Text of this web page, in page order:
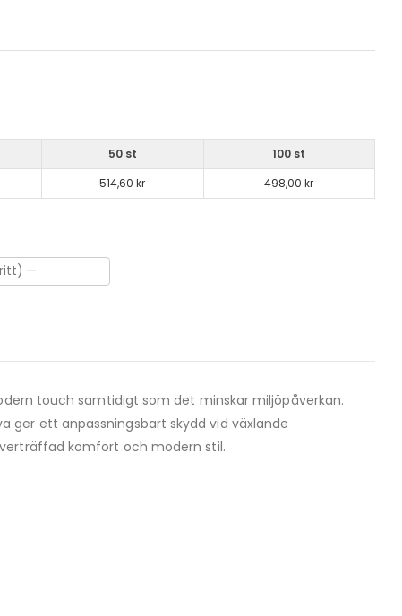
50 st 100 st
514,60 kr 498,00 kr
touch samtidigt som det minskar miljöpåverkan.
ger ett anpassningsbart skydd vid växlande
komfort och modern stil.